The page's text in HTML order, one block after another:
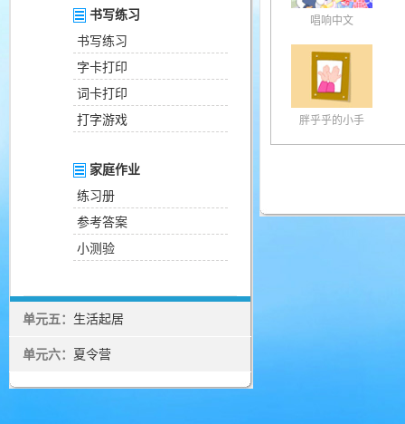
书写练习
书写练习
字卡打印
词卡打印
打字游戏
家庭作业
练习册
参考答案
小测验
单元五： 生活起居
单元六： 夏令营
唱响中文
胖乎乎的小手